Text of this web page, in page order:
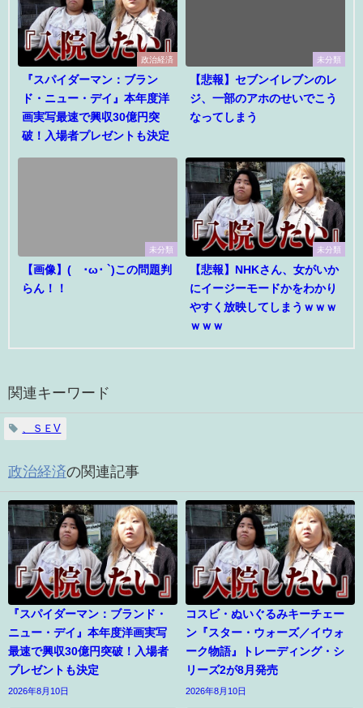
政治経済
『スパイダーマン：ブラン
ド・ニュー・デイ』本年度洋
画実写最速で興収30億円突
破！入場者プレゼントも決定
未分類
【悲報】セブンイレブンのレ
ジ、一部のアホのせいでこう
なってしまう
未分類
【画像】(´･ω･ `)この問題判
らん！！
未分類
【悲報】NHKさん、女がいか
にイージーモードかをわかり
やすく放映してしまうｗｗｗ
ｗｗｗ
関連キーワード
、ＳＥV
政治経済の関連記事
『スパイダーマン：ブランド・
ニュー・デイ』本年度洋画実写
最速で興収30億円突破！入場者
プレゼントも決定
2026年8月10日
コスビ・ぬいぐるみキーチェー
ン『スター・ウォーズ／イウォ
ーク物語』トレーディング・シ
リーズ2が8月発売
2026年8月10日